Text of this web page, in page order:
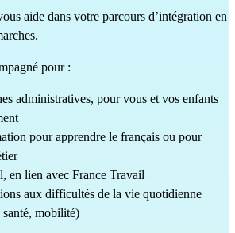
aide dans votre parcours d’intégration en
pour :
administratives, pour vous et vos enfants
pour apprendre le français ou pour
en lien avec France Travail
aux difficultés de la vie quotidienne
santé, mobilité)